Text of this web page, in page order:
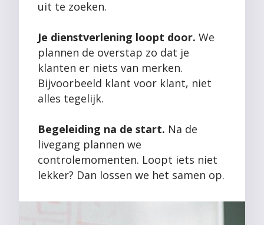
uit te zoeken.
Je dienstverlening loopt door. We
plannen de overstap zo dat je
klanten er niets van merken.
Bijvoorbeeld klant voor klant, niet
alles tegelijk.
Begeleiding na de start. Na de
livegang plannen we
controlemomenten. Loopt iets niet
lekker? Dan lossen we het samen op.